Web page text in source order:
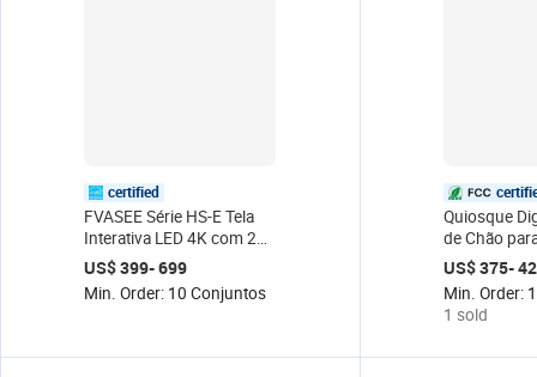
certified
FVASEE Série HS-E Tela
Interativa LED 4K com 20
Pontos de Toque
Infravermelho, Painel
Plano com Suporte Móvel,
US$ 399- 699
Min. Order: 10 Conjuntos
Quiosque
de Chão
com Tela
Toque LCD,
2K/4K e
US$ 375-
Min. Order:
1 sold